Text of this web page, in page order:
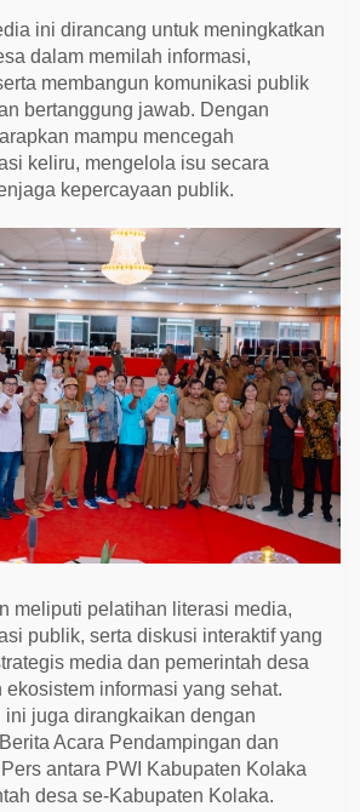
u
t
T
t
a
K
e
l
l
I
n
f
o
r
m
a
s
i
ini dirancang untuk meningkatkan
dalam memilah informasi,
membangun komunikasi publik
bertanggung jawab. Dengan
mampu mencegah
keliru, mengelola isu secara
kepercayaan publik.
meliputi pelatihan literasi media,
publik, serta diskusi interaktif yang
media dan pemerintah desa
informasi yang sehat.
ini juga dirangkaikan dengan
Acara Pendampingan dan
antara PWI Kabupaten Kolaka
desa se-Kabupaten Kolaka.